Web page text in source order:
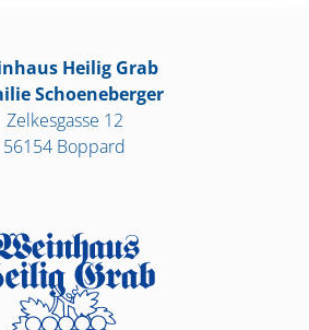
Heilig Grab
Schoeneberger
Zelkesgasse 12
56154 Boppard